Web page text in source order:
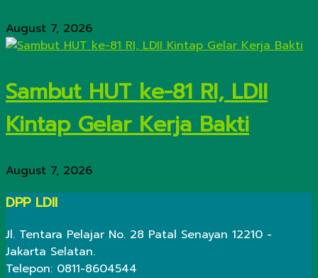
August 7, 2026
Sambut HUT ke-81 RI, LDII
Kintap Gelar Kerja Bakti
August 7, 2026
DPP LDII
Jl. Tentara Pelajar No. 28 Patal Senayan 12210 -
Jakarta Selatan.
Telepon: 0811-8604544